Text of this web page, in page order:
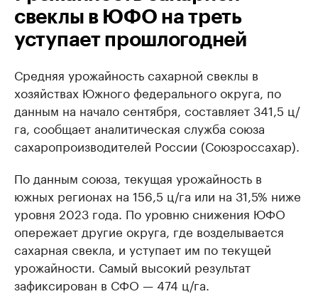
свеклы в ЮФО на треть
уступает прошлогодней
Средняя урожайность сахарной свеклы в
хозяйствах Южного федерального округа, по
данным на начало сентября, составляет 341,5 ц/
га, сообщает аналитическая служба союза
сахаропроизводителей России (Союзроссахар).
По данным союза, текущая урожайность в
южных регионах на 156,5 ц/га или на 31,5% ниже
уровня 2023 года. По уровню снижения ЮФО
опережает другие округа, где возделывается
сахарная свекла, и уступает им по текущей
урожайности. Самый высокий результат
зафиксирован в СФО — 474 ц/га.